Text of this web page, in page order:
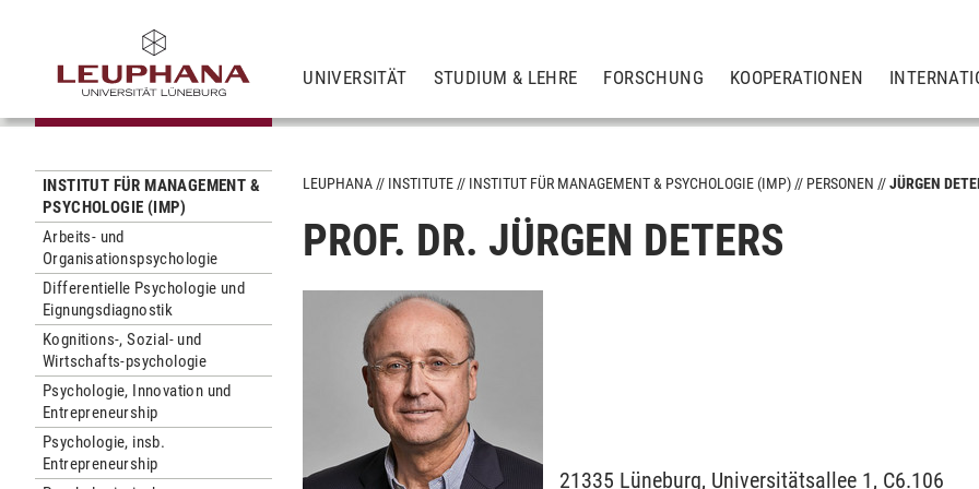
UNIVERSITÄT STUDIUM & LEHRE FORSCHUNG KOOPERATIONEN
INSTITUT FÜR MANAGEMENT &
PSYCHOLOGIE (IMP)
Arbeits- und
Organisationspsychologie
Differentielle Psychologie und
Eignungsdiagnostik
Kognitions-, Sozial- und
Wirtschafts-psychologie
Psychologie, Innovation und
Entrepreneurship
Psychologie, insb.
Entrepreneurship
LEUPHANA INSTITUTE INSTITUT FÜR MANAGEMENT & PSYCHOLOGIE (IMP) PERSONEN JÜRGEN
PROF. DR. JÜRGEN DETERS
21335 Lüneburg, Universitätsallee 1, C6.106